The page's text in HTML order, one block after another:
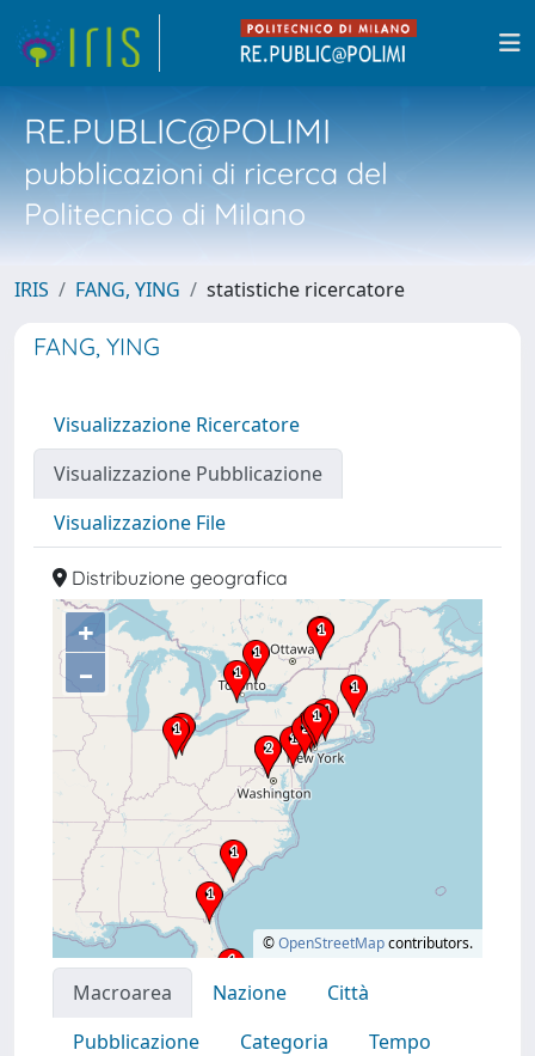
RE.PUBLIC@POLIMI
pubblicazioni di ricerca del
Politecnico di Milano
IRIS FANG, YING statistiche ricercatore
FANG, YING
Visualizzazione Ricercatore
Visualizzazione Pubblicazione
Visualizzazione File
Distribuzione geografica
+
–
©OpenStreetMapcontributors.
Macroarea Nazione
Città
Pubblicazione
Categoria
Tempo